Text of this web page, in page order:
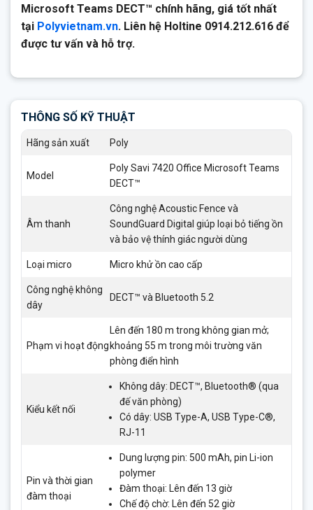
Microsoft Teams DECT™ chính hãng, giá tốt nhất
tại Polyvietnam.vn. Liên hệ Holtine 0914.212.616 để
được tư vấn và hỗ trợ.
THÔNG SỐ KỸ THUẬT
Hãng sản xuất Poly
Model
Poly Savi 7420 Office Microsoft Teams
DECT™
Âm thanh
Công nghệ Acoustic Fence và
SoundGuard Digital giúp loại bỏ tiếng ồn
và bảo vệ thính giác người dùng
Loại micro Micro khử ồn cao cấp
Công nghệ không
dây
DECT™ và Bluetooth 5.2
Phạm vi hoạt động
Lên đến 180 m trong không gian mở;
khoảng 55 m trong môi trường văn
phòng điển hình
Kiểu kết nối
Không dây: DECT™, Bluetooth® (qua
đế văn phòng)
Có dây: USB Type-A, USB Type-C®,
RJ-11
Pin và thời gian
đàm thoại
Dung lượng pin: 500 mAh, pin Li-ion
polymer
Đàm thoại: Lên đến 13 giờ
Chế độ chờ: Lên đến 52 giờ